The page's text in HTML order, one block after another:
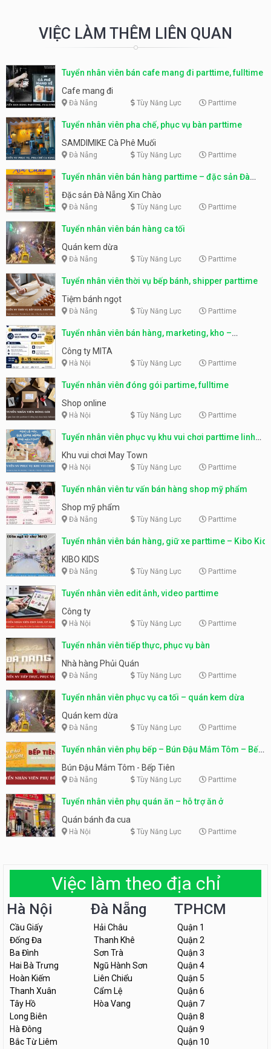
VIỆC LÀM THÊM LIÊN QUAN
Tuyển nhân viên bán cafe mang đi parttime, fulltime
Cafe mang đi
Đà Nẵng Tùy Năng Lực Parttime
Tuyển nhân viên pha chế, phục vụ bàn parttime
SAMDIMIKE Cà Phê Muối
Đà Nẵng Tùy Năng Lực Parttime
Tuyển nhân viên bán hàng parttime – đặc sản Đà
Nẵng
Đặc sản Đà Nẵng Xin Chào
Đà Nẵng Tùy Năng Lực Parttime
Tuyển nhân viên bán hàng ca tối
Quán kem dừa
Đà Nẵng Tùy Năng Lực Parttime
Tuyển nhân viên thời vụ bếp bánh, shipper parttime
Tiệm bánh ngọt
Đà Nẵng Tùy Năng Lực Parttime
Tuyển nhân viên bán hàng, marketing, kho –
parttime, fulltime
Công ty MITA
Hà Nội Tùy Năng Lực Parttime
Tuyển nhân viên đóng gói partime, fulltime
Shop online
Hà Nội Tùy Năng Lực Parttime
Tuyển nhân viên phục vụ khu vui chơi parttime linh
động
Khu vui chơi May Town
Hà Nội Tùy Năng Lực Parttime
Tuyển nhân viên tư vấn bán hàng shop mỹ phẩm
Shop mỹ phẩm
Đà Nẵng Tùy Năng Lực Parttime
Tuyển nhân viên bán hàng, giữ xe parttime – Kibo Kid
KIBO KIDS
Đà Nẵng Tùy Năng Lực Parttime
Tuyển nhân viên edit ảnh, video parttime
Công ty
Hà Nội Tùy Năng Lực Parttime
Tuyển nhân viên tiếp thực, phục vụ bàn
Nhà hàng Phủi Quán
Đà Nẵng Tùy Năng Lực Parttime
Tuyển nhân viên phục vụ ca tối – quán kem dừa
Quán kem dừa
Đà Nẵng Tùy Năng Lực Parttime
Tuyển nhân viên phụ bếp – Bún Đậu Mắm Tôm – Bếp
Tiên
Bún Đậu Mắm Tôm - Bếp Tiên
Đà Nẵng Tùy Năng Lực Parttime
Tuyển nhân viên phụ quán ăn – hỗ trợ ăn ở
Quán bánh đa cua
Hà Nội Tùy Năng Lực Parttime
Việc làm theo địa chỉ
Hà Nội
Cầu Giấy
Đống Đa
Ba Đình
Hai Bà Trưng
Hoàn Kiếm
Thanh Xuân
Tây Hồ
Long Biên
Hà Đông
Bắc Từ Liêm
Đà Nẵng
Hải Châu
Thanh Khê
Sơn Trà
Ngũ Hành Sơn
Liên Chiểu
Cẩm Lệ
Hòa Vang
TPHCM
Quận 1
Quận 2
Quận 3
Quận 4
Quận 5
Quận 6
Quận 7
Quận 8
Quận 9
Quận 10